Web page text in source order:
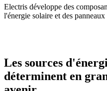
Electris développe des
l'énergie solaire et des
Les sources
déterminent en